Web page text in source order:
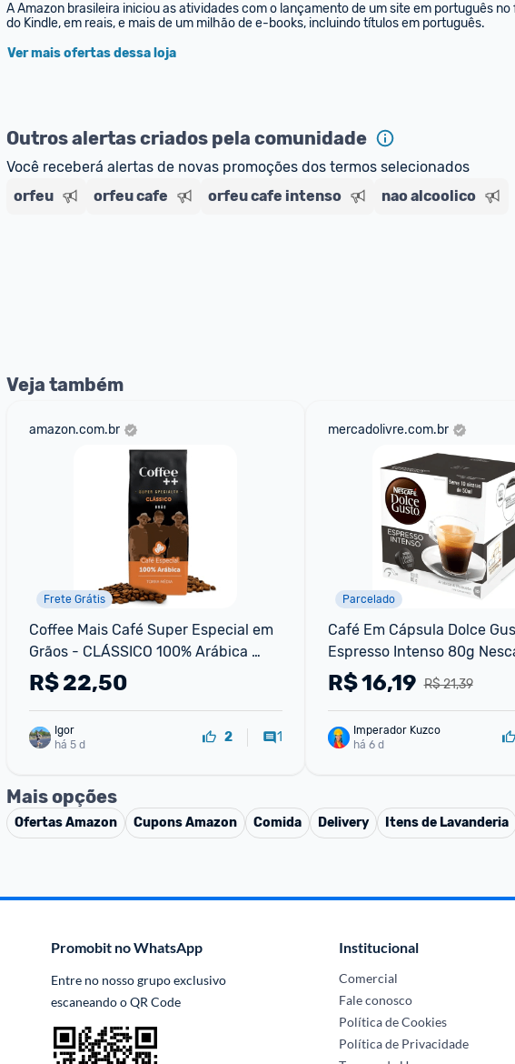
A Amazon brasileira iniciou as atividades com o lançamento de um site em português
do Kindle, em reais, e mais de um milhão de e-books, incluindo títulos em português.
Ver mais ofertas dessa loja
Outros alertas criados pela comunidade
Você receberá alertas de novas promoções dos termos selecionados
orfeu
orfeu cafe orfeu cafe intenso nao alcoolico
Veja também
amazon.com.br
Frete Grátis
Coffee Mais Café Super Especial em
Grãos - CLÁSSICO 100% Arábica
Torra Média 250g
R$22,50
Igor
há 5 d
2 1
mercadolivre.com.br
Parcelado
Café Em Cápsula Dolce
Espresso Intenso 80g
R$ 21,39
R$16,19
Imperador Kuzco
há 6 d
Mais opções
OfertasAmazon CuponsAmazon Comida Delivery Itens de Lavanderia
Promobit no WhatsApp
Entre no nosso grupo exclusivo
escaneando o QR Code
Institucional
Comercial
Fale conosco
Política de Cookies
Política de Privacidade